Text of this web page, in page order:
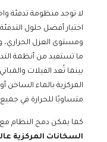
لا توجد منظومة تدفئة
اختيار أفضل حلول
ومستوى العزل الحراري،
ما تستفيد من أنظمة
بينما تُعد الفيلات
المركزية بالماء الساخن
متساويًا للحرارة في
كما يمكن دمج النظام مع
السخانات المركزية